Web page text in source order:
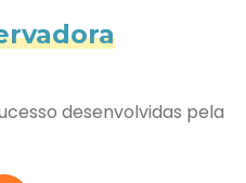
desenvolvidas pela